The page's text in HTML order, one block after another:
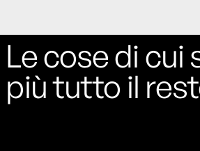
Le cose di cui
più tutto il